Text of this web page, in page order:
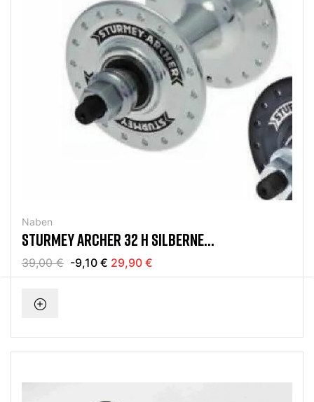
Naben
STURMEY ARCHER 32 H SILBERNE
VORDERRADNABE
39,00 € -9,10 € 29,90 €